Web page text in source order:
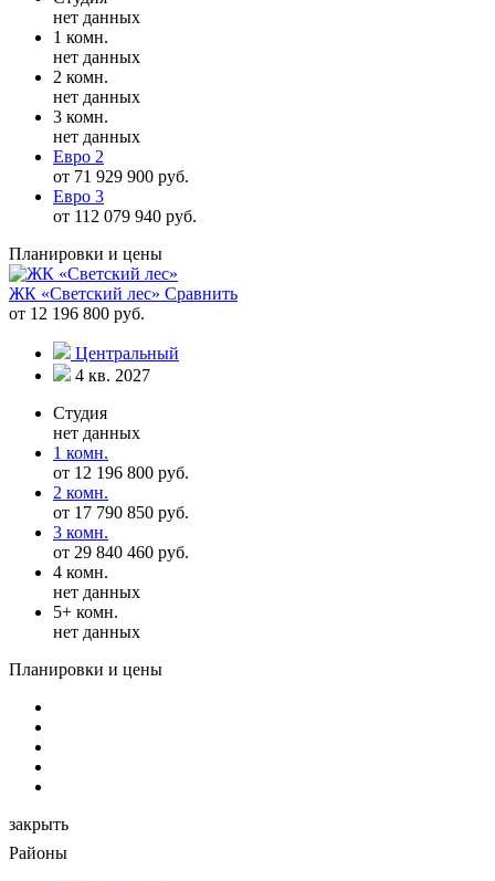
нет данных
1 комн.
нет данных
2 комн.
нет данных
3 комн.
нет данных
Евро 2
от 71 929 900 руб.
Евро 3
от 112 079 940 руб.
Планировки и цены
ЖК «Светский лес» Сравнить
от 12 196 800 руб.
Центральный
4 кв. 2027
Студия
нет данных
1 комн.
от 12 196 800 руб.
2 комн.
от 17 790 850 руб.
3 комн.
от 29 840 460 руб.
4 комн.
нет данных
5+ комн.
нет данных
Планировки и цены
закрыть
Районы